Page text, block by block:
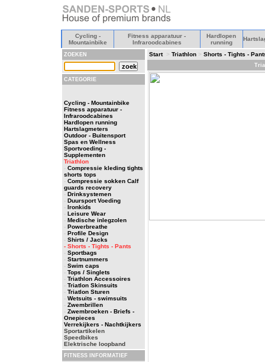
Cycling -
Mountainbike
Fitness apparatuur -
Infraroodcabines
Hardlopen
running
ZOEKEN
CATEGORIE
Cycling - Mountainbike
Fitness apparatuur -
Infraroodcabines
Hardlopen running
Hartslagmeters
Outdoor - Buitensport
Spas en Wellness
Sportvoeding -
Supplementen
Triathlon
- Compressie kleding tights
shorts tops
- Compressie sokken Calf
guards recovery
- Drinksystemen
- Duursport Voeding
- Ironkids
- Leisure Wear
- Medische inlegzolen
- Powerbreathe
- Profile Design
- Shirts / Jacks
- Shorts - Tights - Pants
- Sportbags
- Startnummers
- Swim caps
- Tops / Singlets
- Triathlon Accessoires
- Triatlon Skinsuits
- Triatlon Sturen
- Wetsuits - swimsuits
- Zwembrillen
- Zwembroeken - Briefs -
Onepieces
Verrekijkers - Nachtkijkers
Sportartikelen
Speedbikes
Elektrische loopband
FITNESS INFORMATIEF
Start> Triathlon > Shorts - Tights -